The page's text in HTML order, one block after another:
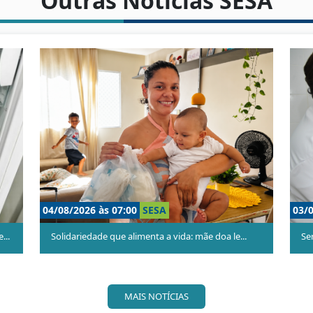
22/07/2026 às 15:00 SESA
Materno Infantil promove mais uma edição do c...
MAIS NOTÍCIAS